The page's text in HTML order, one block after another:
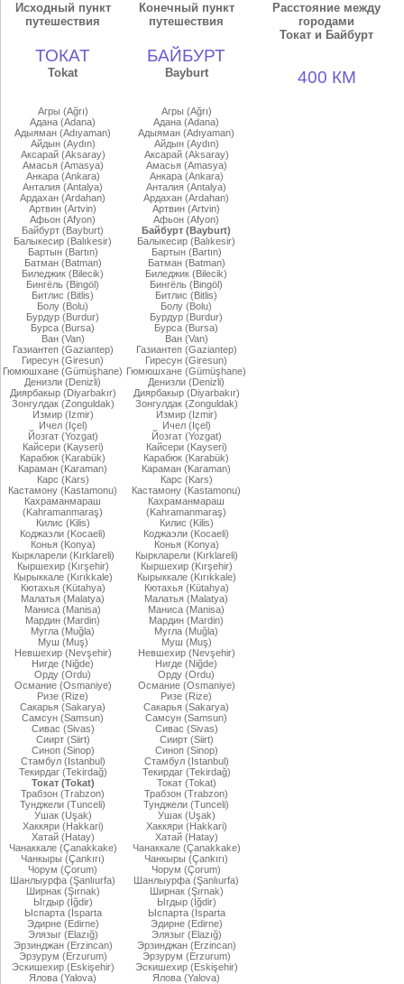
Исходный пункт
путешествия
ТОКАТ
Tokat
Конечный пункт
путешествия
БАЙБУРТ
Bayburt
Расстояние между
городами
Токат и Байбурт
400 КМ
Агры (Ağrı)
Адана (Adana)
Адыяман (Adıyaman)
Айдын (Aydın)
Аксарай (Aksaray)
Амасья (Amasya)
Анкара (Ankara)
Анталия (Antalya)
Ардахан (Ardahan)
Артвин (Artvin)
Афьон (Afyon)
Байбурт (Bayburt)
Балыкесир (Balıkesir)
Бартын (Bartın)
Батман (Batman)
Биледжик (Bilecik)
Бингёль (Bingöl)
Битлис (Bitlis)
Болу (Bolu)
Бурдур (Burdur)
Бурса (Bursa)
Ван (Van)
Газиантеп (Gaziantep)
Гиресун (Giresun)
Гюмюшхане (Gümüşhane)
Денизли (Denizli)
Диярбакыр (Diyarbakır)
Зонгулдак (Zonguldak)
Измир (Izmir)
Ичел (Içel)
Йозгат (Yozgat)
Кайсери (Kayseri)
Карабюк (Karabük)
Караман (Karaman)
Карс (Kars)
Кастамону (Kastamonu)
Кахраманмараш
(Kahramanmaraş)
Килис (Kilis)
Коджаэли (Kocaeli)
Конья (Konya)
Кыркларели (Kırklareli)
Кыршехир (Kırşehir)
Кырыккале (Kırıkkale)
Кютахья (Kütahya)
Малатья (Malatya)
Маниса (Manisa)
Мардин (Mardin)
Мугла (Muğla)
Муш (Muş)
Невшехир (Nevşehir)
Нигде (Niğde)
Орду (Ordu)
Османие (Osmaniye)
Ризе (Rize)
Сакарья (Sakarya)
Самсун (Samsun)
Сивас (Sivas)
Сиирт (Siirt)
Синоп (Sinop)
Стамбул (Istanbul)
Текирдаг (Tekirdağ)
Токат (Tokat)
Трабзон (Trabzon)
Тунджели (Tunceli)
Ушак (Uşak)
Хаккяри (Hakkari)
Хатай (Hatay)
Чанаккале (Çanakkake)
Чанкыры (Çankırı)
Чорум (Çorum)
Шанлыурфа (Şanlıurfa)
Ширнак (Şırnak)
Ыгдыр (Iğdir)
Ыспарта (İsparta
Эдирне (Edirne)
Элязыг (Elazığ)
Эрзинджан (Erzincan)
Эрзурум (Erzurum)
Эскишехир (Eskişehir)
Ялова (Yalova)
Агры (Ağrı)
Адана (Adana)
Адыяман (Adıyaman)
Айдын (Aydın)
Аксарай (Aksaray)
Амасья (Amasya)
Анкара (Ankara)
Анталия (Antalya)
Ардахан (Ardahan)
Артвин (Artvin)
Афьон (Afyon)
Байбурт (Bayburt)
Балыкесир (Balıkesir)
Бартын (Bartın)
Батман (Batman)
Биледжик (Bilecik)
Бингёль (Bingöl)
Битлис (Bitlis)
Болу (Bolu)
Бурдур (Burdur)
Бурса (Bursa)
Ван (Van)
Газиантеп (Gaziantep)
Гиресун (Giresun)
Гюмюшхане (Gümüşhane)
Денизли (Denizli)
Диярбакыр (Diyarbakır)
Зонгулдак (Zonguldak)
Измир (Izmir)
Ичел (Içel)
Йозгат (Yozgat)
Кайсери (Kayseri)
Карабюк (Karabük)
Караман (Karaman)
Карс (Kars)
Кастамону (Kastamonu)
Кахраманмараш
(Kahramanmaraş)
Килис (Kilis)
Коджаэли (Kocaeli)
Конья (Konya)
Кыркларели (Kırklareli)
Кыршехир (Kırşehir)
Кырыккале (Kırıkkale)
Кютахья (Kütahya)
Малатья (Malatya)
Маниса (Manisa)
Мардин (Mardin)
Мугла (Muğla)
Муш (Muş)
Невшехир (Nevşehir)
Нигде (Niğde)
Орду (Ordu)
Османие (Osmaniye)
Ризе (Rize)
Сакарья (Sakarya)
Самсун (Samsun)
Сивас (Sivas)
Сиирт (Siirt)
Синоп (Sinop)
Стамбул (Istanbul)
Текирдаг (Tekirdağ)
Токат (Tokat)
Трабзон (Trabzon)
Тунджели (Tunceli)
Ушак (Uşak)
Хаккяри (Hakkari)
Хатай (Hatay)
Чанаккале (Çanakkake)
Чанкыры (Çankırı)
Чорум (Çorum)
Шанлыурфа (Şanlıurfa)
Ширнак (Şırnak)
Ыгдыр (Iğdir)
Ыспарта (İsparta
Эдирне (Edirne)
Элязыг (Elazığ)
Эрзинджан (Erzincan)
Эрзурум (Erzurum)
Эскишехир (Eskişehir)
Ялова (Yalova)